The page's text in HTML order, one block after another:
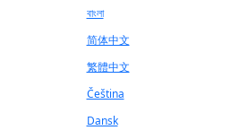
বাংলা
简体中文
繁體中文
Čeština
Dansk